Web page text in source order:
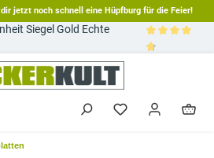
jetzt noch schnell eine Hüpfburg für die Feier!
Echte